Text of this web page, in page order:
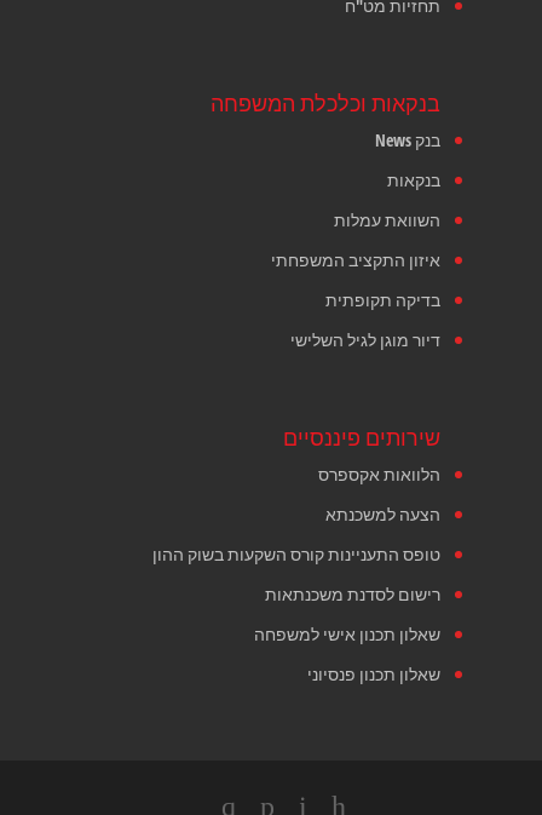
תחזיות מט"ח
בנקאות וכלכלת המשפחה
בנק News
בנקאות
השוואת עמלות
איזון התקציב המשפחתי
בדיקה תקופתית
דיור מוגן לגיל השלישי
שירותים פיננסיים
הלוואות אקספרס
הצעה למשכנתא
טופס התעניינות קורס השקעות בשוק ההון
רישום לסדנת משכנתאות
שאלון תכנון אישי למשפחה
שאלון תכנון פנסיוני